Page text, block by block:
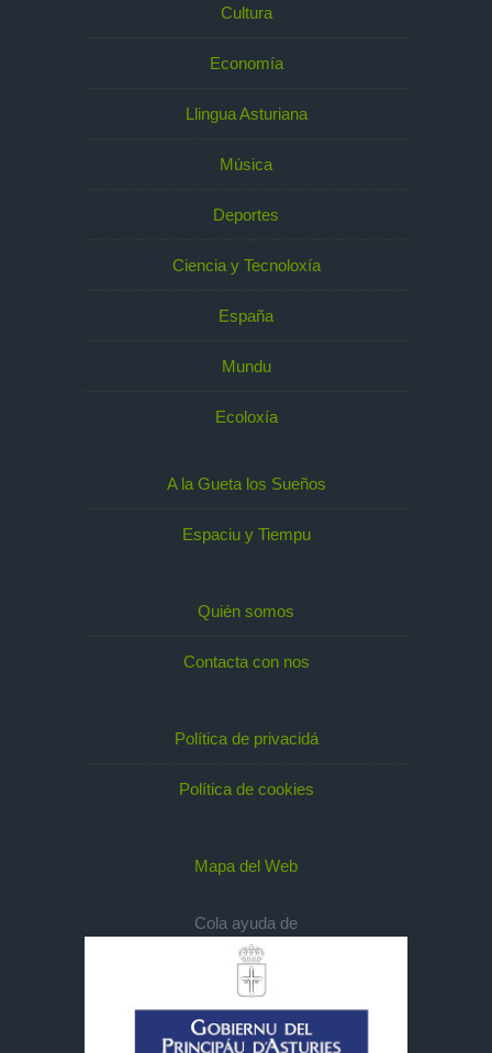
Cultura
Economía
Llingua Asturiana
Música
Deportes
Ciencia y Tecnoloxía
España
Mundu
Ecoloxía
A la Gueta los Sueños
Espaciu y Tiempu
Quién somos
Contacta con nos
Política de privacidá
Política de cookies
Mapa del Web
Cola ayuda de